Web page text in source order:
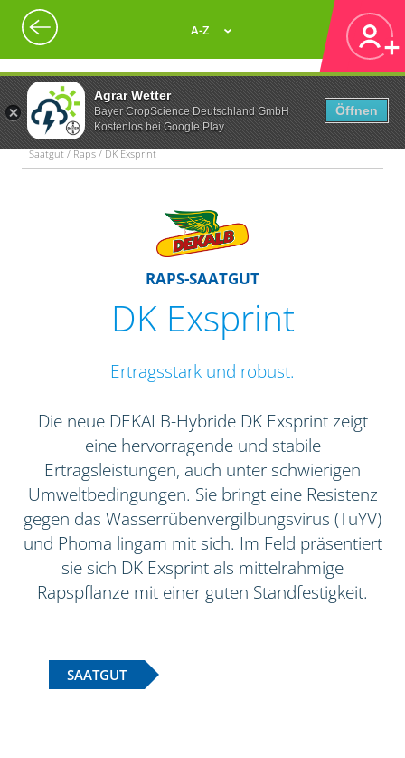
Agrar Wetter
Bayer CropScience Deutschland GmbH
Kostenlos bei Google Play
Öffnen
A-Z
Saatgut / Raps / DK Exsprint
RAPS-SAATGUT
DK Exsprint
Ertragsstark und robust.
Die neue DEKALB-Hybride DK Exsprint zeigt
eine hervorragende und stabile
Ertragsleistungen, auch unter schwierigen
Umweltbedingungen. Sie bringt eine Resistenz
gegen das Wasserrübenvergilbungsvirus (TuYV)
und Phoma lingam mit sich. Im Feld präsentiert
sie sich DK Exsprint als mittelrahmige
Rapspflanze mit einer guten Standfestigkeit.
SAATGUT